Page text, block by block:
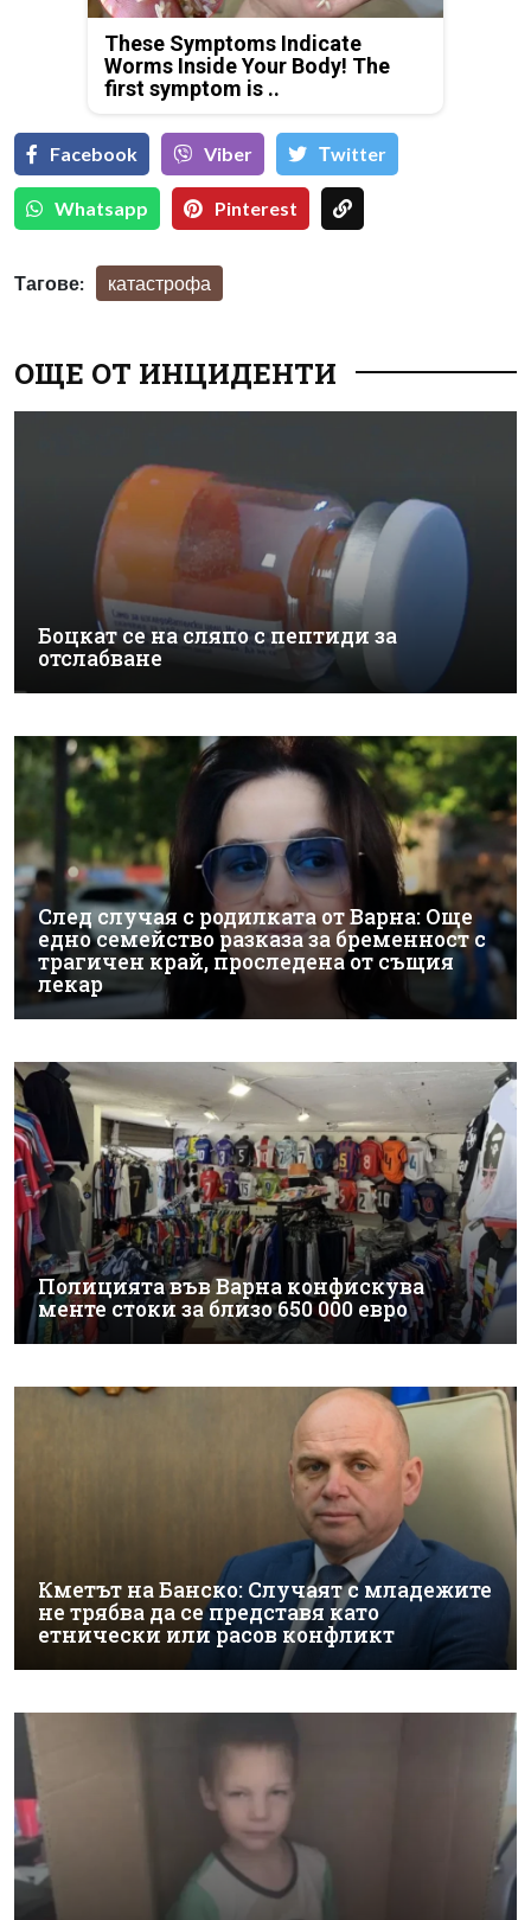
These Symptoms Indicate
Worms Inside Your Body! The
first symptom is ..
Facebook Viber Тwitter
Whatsapp Pinterest
Тагове: катастрофа
ОЩЕ ОТ ИНЦИДЕНТИ
Боцкат се на сляпо с пептиди за
отслабване
След случая с родилката от Варна: Още
едно семейство разказа за бременност с
трагичен край, проследена от същия
лекар
Полицията във Варна конфискува
менте стоки за близо 650 000 евро
Кметът на Банско: Случаят с младежите
не трябва да се представя като
етнически или расов конфликт